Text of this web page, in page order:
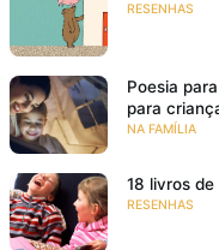
RESENHAS
Poesia
para
NA FAMÍLIA
18 livros
RESENHAS